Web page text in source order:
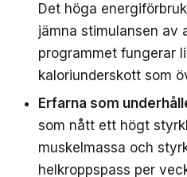
Det höga
jämna stimulansen av
programmet fungerar
kaloriunderskott som
Erfarna som
som nått ett högt
muskelmassa och
helkroppspass per